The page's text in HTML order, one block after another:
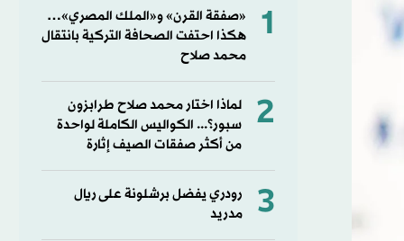
1
«صفقة القرن» و«الملك المصري»…
هكذا احتفت الصحافة التركية بانتقال
محمد صلاح
2
لماذا اختار محمد صلاح طرابزون
سبور؟... الكواليس الكاملة لواحدة
من أكثر صفقات الصيف إثارة
3
رودري يفضل برشلونة على ريال
مدريد